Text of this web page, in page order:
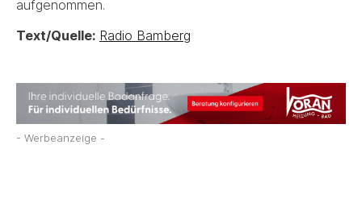
aufgenommen.
Text/Quelle: Radio Bamberg
- Werbeanzeige -